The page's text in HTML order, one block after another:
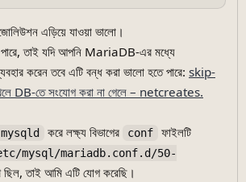
এড়িয়ে যাওয়া ভালো।
তাই যদি আপনি MariaDB-এর মধ্যে
করেন তবে এটি বন্ধ করা ভালো হতে পারে: skip-
DB-তে সংযোগ করা না গেলে – netcreates.
করে লক্ষ্য বিভাগের conf
ফাইলটি
mysql/mariadb.conf.d/50-
ছিল, তাই আমি এটি যোগ করেছি।